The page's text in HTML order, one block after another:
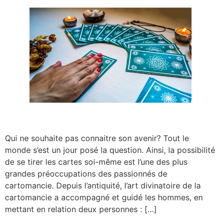
Qui ne souhaite pas connaitre son avenir? Tout le
monde s’est un jour posé la question. Ainsi, la possibilité
de se tirer les cartes soi-même est l’une des plus
grandes préoccupations des passionnés de
cartomancie. Depuis l’antiquité, l’art divinatoire de la
cartomancie a accompagné et guidé les hommes, en
mettant en relation deux personnes : […]